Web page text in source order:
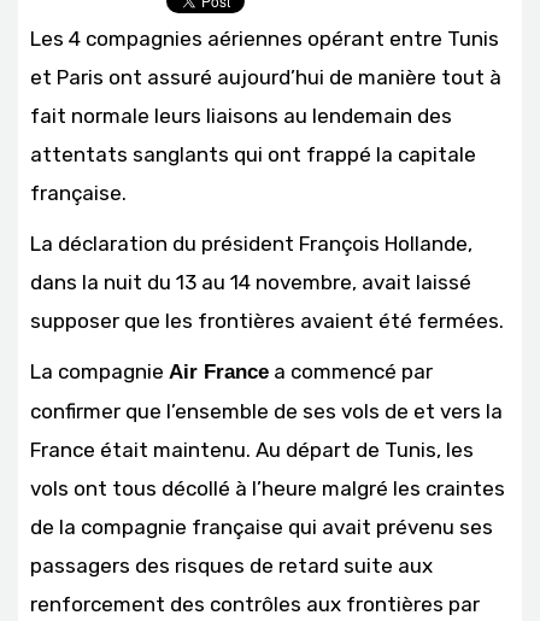
Les 4 compagnies aériennes opérant entre Tunis
et Paris ont assuré aujourd’hui de manière tout à
fait normale leurs liaisons au lendemain des
attentats sanglants qui ont frappé la capitale
française.
La déclaration du président François Hollande,
dans la nuit du 13 au 14 novembre, avait laissé
supposer que les frontières avaient été fermées.
La compagnie Air France a commencé par
confirmer que l’ensemble de ses vols de et vers la
France était maintenu. Au départ de Tunis, les
vols ont tous décollé à l’heure malgré les craintes
de la compagnie française qui avait prévenu ses
passagers des risques de retard suite aux
renforcement des contrôles aux frontières par